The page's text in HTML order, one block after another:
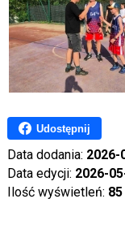
Udostępnij
Data dodania: 2026-
Data edycji: 2026-
Ilość wyświetleń: 85